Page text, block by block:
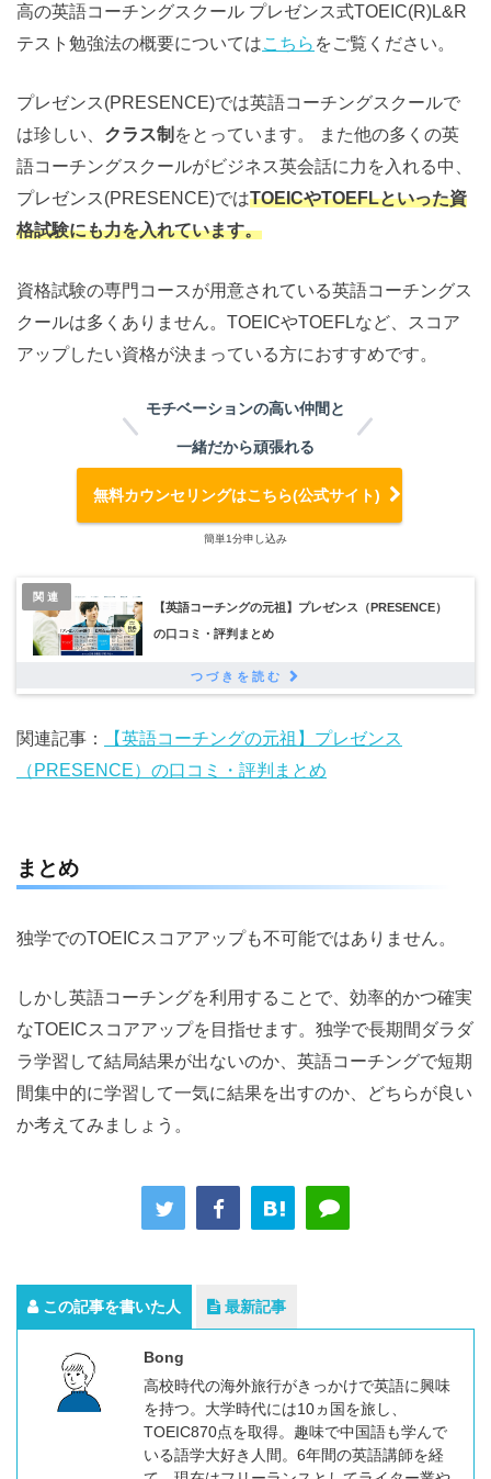
高の英語コーチングスクール プレゼンス式TOEIC(R)L&R
テスト勉強法の概要についてはこちら をご覧ください。
プレゼンス(PRESENCE)では英語コーチングスクールで
は珍しい、 クラス制 をとっています。 また他の多くの英
語コーチングスクールがビジネス英会話に力を入れる中、
プレゼンス(PRESENCE)ではTOEICやTOEFLといった資
格試験にも力を入れています。
資格試験の専門コースが用意されている英語コーチングス
クールは多くありません。TOEICやTOEFLなど、スコア
アップしたい資格が決まっている方におすすめです。
モチベーションの高い仲間と
一緒だから頑張れる
無料カウンセリングはこちら(公式サイト)
簡単1分申し込み
関連
【英語コーチングの元祖】プレゼンス（PRESENCE）
の口コミ・評判まとめ
関連記事：
【英語コーチングの元祖】プレゼンス
（PRESENCE）の口コミ・評判まとめ
まとめ
独学でのTOEICスコアアップも不可能ではありません。
しかし英語コーチングを利用することで、効率的かつ確実
なTOEICスコアアップを目指せます。独学で長期間ダラダ
ラ学習して結局結果が出ないのか、英語コーチングで短期
間集中的に学習して一気に結果を出すのか、どちらが良い
か考えてみましょう。
この記事を書いた人 最新記事
Bong
高校時代の海外旅行がきっかけで英語に興味
を持つ。大学時代には10ヵ国を旅し、
TOEIC870点を取得。趣味で中国語も学んで
いる語学大好き人間。6年間の英語講師を経